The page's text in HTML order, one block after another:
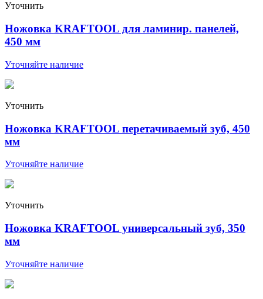
Уточнить
Ножовка KRAFTOOL для ламинир. панелей,
450 мм
Уточняйте наличие
Уточнить
Ножовка KRAFTOOL перетачиваемый зуб, 450
мм
Уточняйте наличие
Уточнить
Ножовка KRAFTOOL универсальный зуб, 350
мм
Уточняйте наличие